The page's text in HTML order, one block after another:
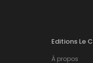
Editions Le
À propos